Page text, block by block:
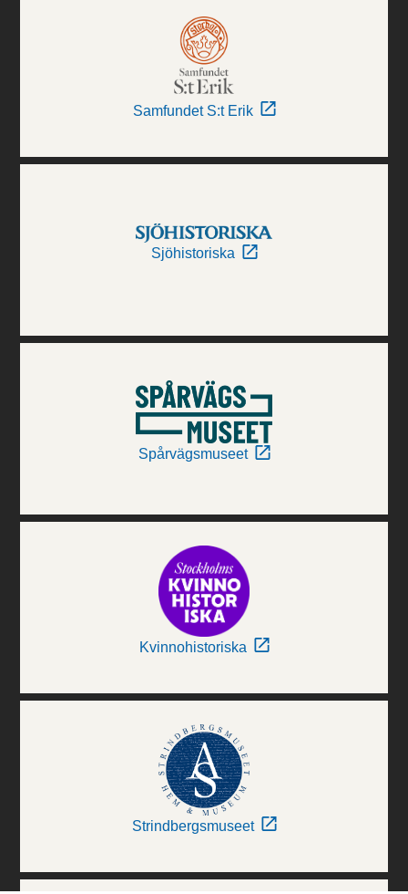
Samfundet S:t Erik
Sjöhistoriska
Spårvägsmuseet
Kvinnohistoriska
Strindbergsmuseet